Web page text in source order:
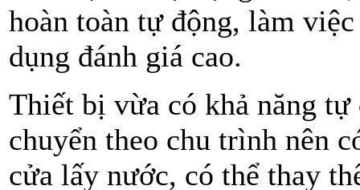
hoàn toàn tự động, làm
dụng đánh giá cao.
Thiết bị vừa có khả năng
chuyển theo chu trình nên
cửa lấy nước, có thể thay